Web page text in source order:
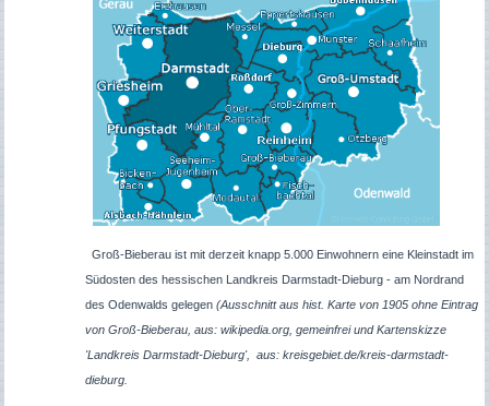
Groß-Bieberau ist mit derzeit knapp 5.000 Einwohnern eine Kleinstadt im
Südosten des hessischen Landkreis Darmstadt-Dieburg - am Nordrand
des Odenwalds gelegen (Ausschnitt aus hist. Karte von 1905 ohne Eintrag
von Groß-Bieberau, aus: wikipedia.org, gemeinfrei und Kartenskizze
'Landkreis Darmstadt-Dieburg', aus: kreisgebiet.de/kreis-darmstadt-
dieburg.